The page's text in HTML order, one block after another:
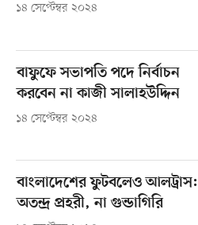
১৪ সেপ্টেম্বর ২০২৪
বাফুফে সভাপতি পদে নির্বাচন
করবেন না কাজী সালাহউদ্দিন
১৪ সেপ্টেম্বর ২০২৪
বাংলাদেশের ফুটবলেও আলট্রাস:
অতন্দ্র প্রহরী, না গুন্ডাগিরি